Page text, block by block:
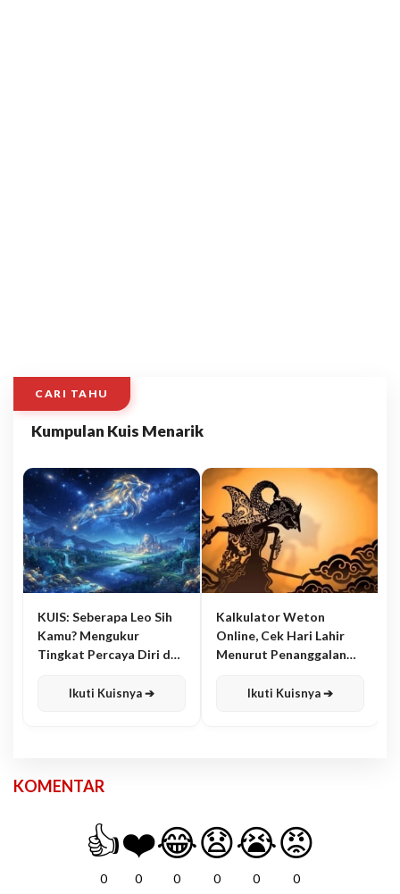
CARI TAHU
Kumpulan Kuis Menarik
KUIS: Seberapa Leo Sih
Kamu? Mengukur
Tingkat Percaya Diri dan
Ikuti Kuisnya ➔
Kalkulator Weton
Online, Cek Hari Lahir
Menurut Penanggalan
Ikuti Kuisnya ➔
KOMENTAR
👍
0
❤️
0
😂
0
😧
0
😭
0
😡
0